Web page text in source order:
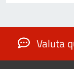
Valuta